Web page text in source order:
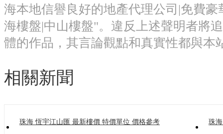
海本地信譽良好的地產代理公司|免費
海樓盤|中山樓盤"。違反上述聲明者將
體的作品，其言論觀點和真實性都與本
相關新聞
珠海 恆宇江山匯 最新樓價 特價單位 價格參考 珠